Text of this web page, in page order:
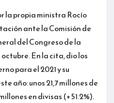
la propia ministra Rocío
ante la Comisión de
del Congreso de la
En la cita, dio los
para el 2021 y su
año: unos 21,7 millones de
en divisas (+51.2%).